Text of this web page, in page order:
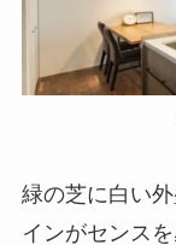
緑の芝に白い
インがセンス